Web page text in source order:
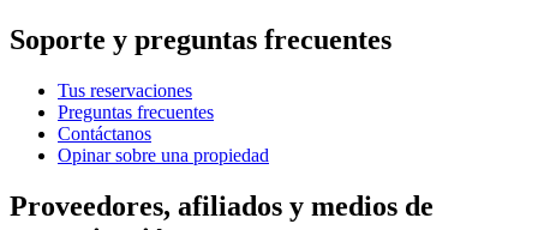
Soporte y preguntas frecuentes
Tus reservaciones
Preguntas frecuentes
Contáctanos
Opinar sobre una propiedad
Proveedores, afiliados y medios de